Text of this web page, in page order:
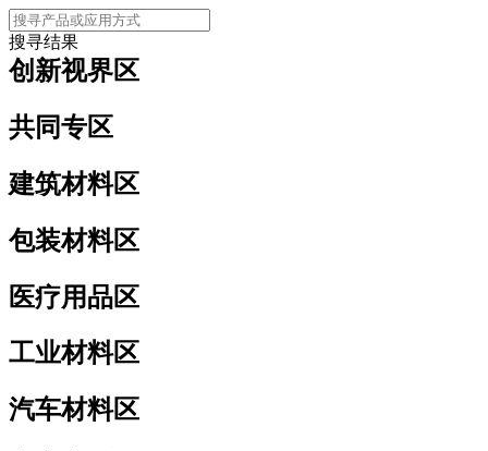
搜寻结果
创新视界区
共同专区
建筑材料区
包装材料区
医疗用品区
工业材料区
汽车材料区